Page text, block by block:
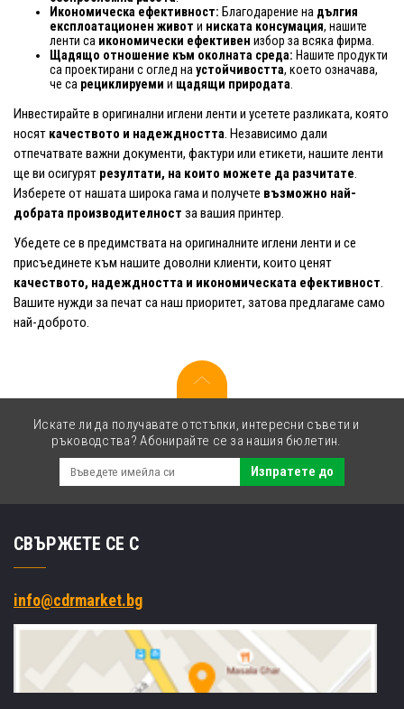
Икономическа ефективност: Благодарение на дългия
експлоатационен живот и ниската консумация, нашите
ленти са икономически ефективен избор за всяка фирма.
Щадящо отношение към околната среда: Нашите продукти
са проектирани с оглед на устойчивостта, което означава,
че са рециклируеми и щадящи природата
Инвестирайте в оригинални иглени ленти и усетете разликата, която
носят качеството и надеждността. Независимо дали
отпечатвате важни документи, фактури или етикети, нашите ленти
ще ви осигурят резултати, на които можете да разчитате.
Изберете от нашата широка гама и получете възможно най-
добрата производителност за вашия принтер.
Убедете се в предимствата на оригиналните иглени ленти и се
присъединете към нашите доволни клиенти, които ценят
качеството, надеждността и икономическата ефективност.
Вашите нужди за печат са наш приоритет, затова предлагаме само
най-доброто.
Искате ли да получавате отстъпки, интересни съвети и
ръководства? Абонирайте се за нашия бюлетин.
Изпратете до
СВЪРЖЕТЕ СЕ С
info@cdrmarket.bg